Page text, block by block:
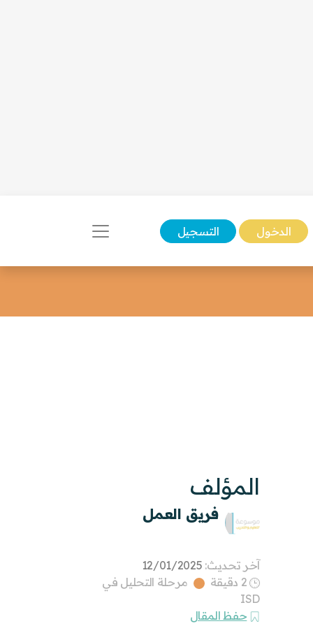
الدخول التسجيل
المؤلف
فريق العمل
آخر تحديث: 12/01/2025
2 دقيقة
مرحلة التحليل في
ISD
حفظ المقال